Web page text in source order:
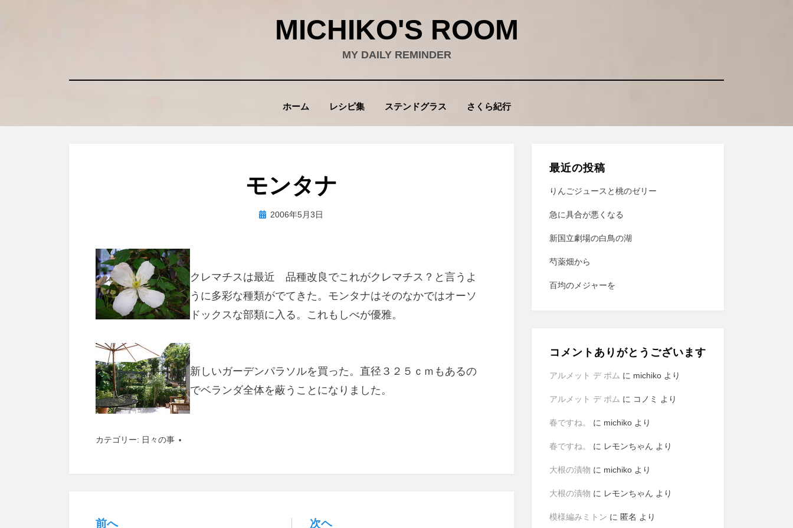
MICHIKO'S ROOM
MY DAILY REMINDER
ホーム レシピ集 ステンドグラス さくら紀行
モンタナ
投稿者wad
投 2006年5月3日
クレマチスは最近 品種改良でこれがクレマチス？と言うよ
うに多彩な種類がでてきた。モンタナはそのなかではオーソ
ドックスな部類に入る。これもしべが優雅。
新しいガーデンパラソルを買った。直径３２５ｃｍもあるの
でベランダ全体を蔽うことになりました。
カテゴリー: 日々の事
前へ 次ヘ
最近の投稿
りんごジュースと桃のゼリー
急に具合が悪くなる
新国立劇場の白鳥の湖
芍薬畑から
百均のメジャーを
コメントありがとうございます
アルメット デ ポム に michikoより
アルメット デ ポム に コノミ より
春ですね。 に michikoより
春ですね。 に レモンちゃん より
大根の漬物 に michikoより
大根の漬物 に レモンちゃん より
模様編みミトン に 匿名 より